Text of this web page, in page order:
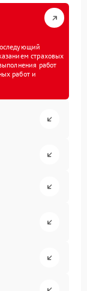
страховых
работ
работ и